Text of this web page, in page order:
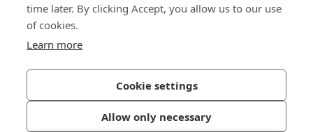
time later. By clicking Accept, you allow us to our use
of cookies.
Learn more
Cookie settings
Allow only necessary
Max-Eyth-Str. 14
89186 Illerrieden